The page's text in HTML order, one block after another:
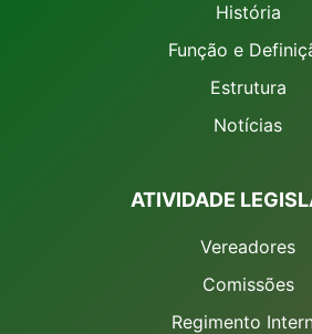
História
Função e
Estrutura
Notícias
ATIVIDADE
Vereadores
Comissões
Regimento